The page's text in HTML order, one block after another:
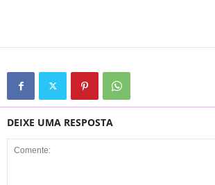
DEIXE UMA RESPOSTA